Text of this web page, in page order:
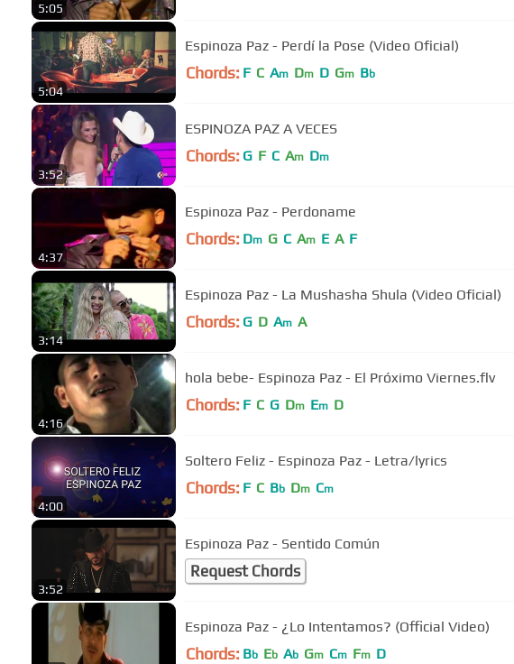
5:05
5:04
Espinoza Paz - Perdí la Pose (Video Oficial)
Chords: F C Am Dm D Gm Bb
3:52
ESPINOZA PAZ A VECES
Chords: G F C Am Dm
4:37
Espinoza Paz - Perdoname
Chords: Dm G C Am E A F
3:14
Espinoza Paz - La Mushasha Shula (Video Oficial)
Chords: G D Am A
4:16
hola bebe- Espinoza Paz - El Próximo Viernes.flv
Chords: F C G Dm Em D
4:00
Soltero Feliz - Espinoza Paz - Letra/lyrics
Chords: F C Bb Dm Cm
3:52
Espinoza Paz - Sentido Común
Request Chords
Espinoza Paz - ¿Lo Intentamos? (Official Video)
Chords: Bb Eb Ab Gm Cm Fm D